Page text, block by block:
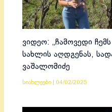
ვიდეო: „ჩამოვედი
სახლის აღდგენას,
ვაშალომიძე
სიახლეები 04/02/2025